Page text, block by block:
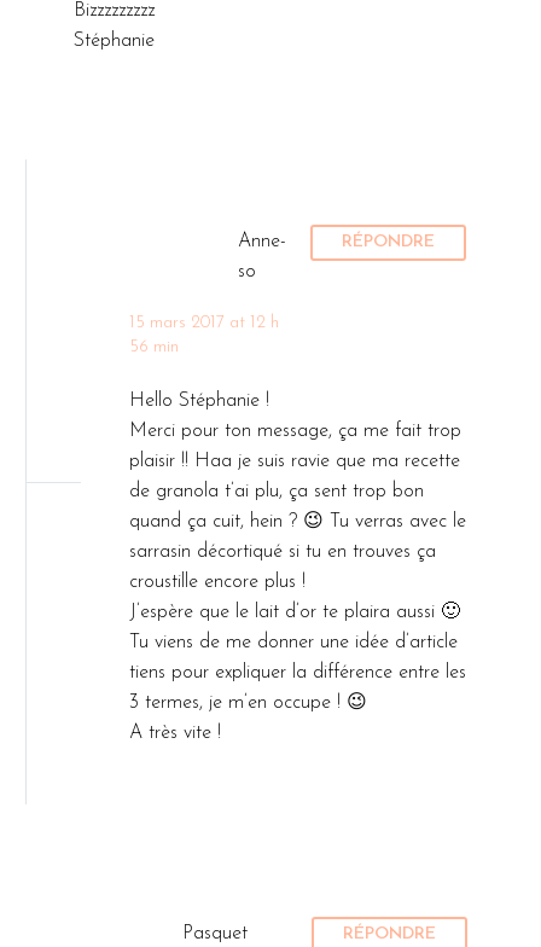
Bizzzzzzzzz
Stéphanie
Anne-
so
15 mars 2017 at 12 h
56 min
RÉPONDRE
Hello Stéphanie !
Merci pour ton message, ça me fait trop
plaisir !! Haa je suis ravie que ma recette
de granola t’ai plu, ça sent trop bon
quand ça cuit, hein ? 😉 Tu verras avec le
sarrasin décortiqué si tu en trouves ça
croustille encore plus !
J’espère que le lait d’or te plaira aussi 🙂
Tu viens de me donner une idée d’article
tiens pour expliquer la différence entre les
3 termes, je m’en occupe ! 😉
A très vite !
Pasquet RÉPONDRE